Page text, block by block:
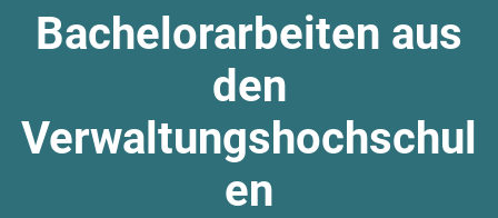
Bachelorarbeiten aus
den
Verwaltungshochschul
en